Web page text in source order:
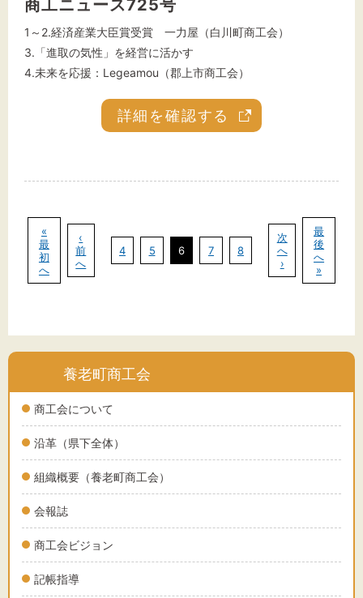
養老町商工会
商工会について
沿革（県下全体）
組織概要（養老町商工会）
会報誌
商工会ビジョン
記帳指導
商工ニュース725号
1～2.経済産業大臣賞受賞 一力屋（白川町商工会）
3.「進取の気性」を経営に活かす
4.未来を応援：Legeamou（郡上市商工会）
詳細を確認する
«
最
初
へ
‹
前
へ
4 5 6 7 8
次
へ
›
最
後
へ
»